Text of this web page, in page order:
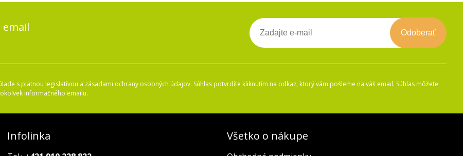
email Odoberať
s platnou legislatívou a zásadami ochrany osobných údajov. Súhlas potvrdíte kliknutím na odkaz, ktorý vám pošleme na váš email. Súhlas môžete
informačného emailu.
Infolinka Všetko o nákupe